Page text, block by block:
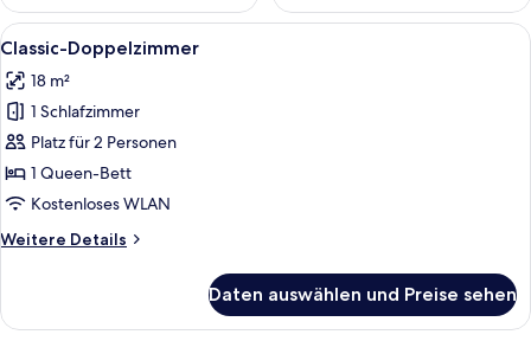
Alle
Fotos
für
Classic-
Doppelzimmer
anzeigen
Ein modernes Hotelzimmer mit Bett,
14
Classic-Doppelzimmer
18 m²
1 Schlafzimmer
Platz für 2 Personen
1 Queen-Bett
Kostenloses WLAN
Weitere Details
Weitere
Doppelzimmer
Daten auswählen und Preise sehen